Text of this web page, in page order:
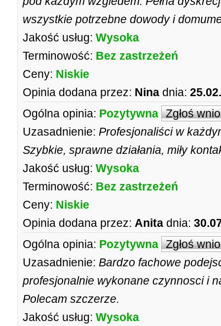
wszystkie potrzebne dowody i
Jakość usług: Wysoka
Terminowość: Bez zastrzeżeń
Ceny: Niskie
Opinia dodana przez: Nina dnia:
Ogólna opinia: Pozytywna Zgłoś
Uzasadnienie: Profesjonaliści w
Szybkie, sprawne działania, miły
Jakość usług: Wysoka
Terminowość: Bez zastrzeżeń
Ceny: Niskie
Opinia dodana przez: Anita dnia:
Ogólna opinia: Pozytywna Zgłoś
Uzasadnienie: Bardzo fachowe
profesjonalnie wykonane czynnosci i
Polecam szczerze.
Jakość usług: Wysoka